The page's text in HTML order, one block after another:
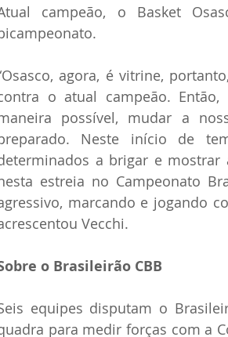
campeão, o Basket
agora, é vitrine,
o atual campeão.
possível, mudar a
Neste início de
a brigar e mostrar
estreia no Campeonato
marcando e jogando
Vecchi.
o Brasileirão CBB
equipes disputam o
para medir forças com a